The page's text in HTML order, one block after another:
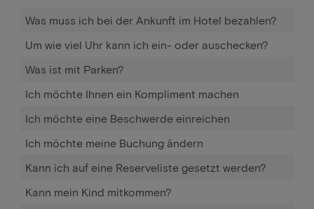
Was muss ich bei der Ankunft im Hotel bezahlen?
Um wie viel Uhr kann ich ein- oder auschecken?
Was ist mit Parken?
Ich möchte Ihnen ein Kompliment machen
Ich möchte eine Beschwerde einreichen
Ich möchte meine Buchung ändern
Kann ich auf eine Reserveliste gesetzt werden?
Kann mein Kind mitkommen?